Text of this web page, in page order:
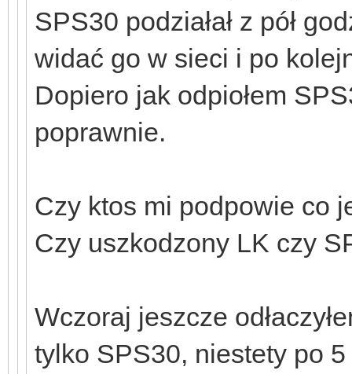
SPS30 podziałał z pół
widać go w sieci i po
Dopiero jak odpiołem
poprawnie.
Czy ktos mi podpowie co
Czy uszkodzony LK czy
Wczoraj jeszcze
tylko SPS30, niestety po